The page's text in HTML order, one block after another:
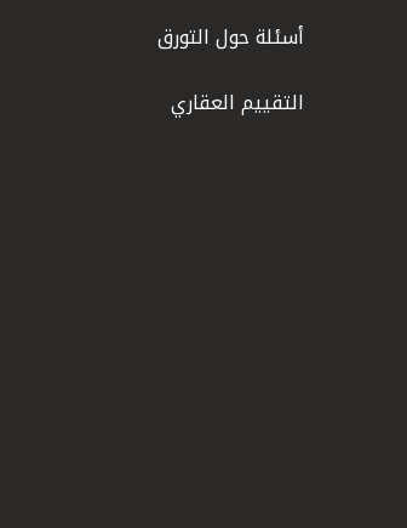
أسئلة حول التورق
التقييم العقاري